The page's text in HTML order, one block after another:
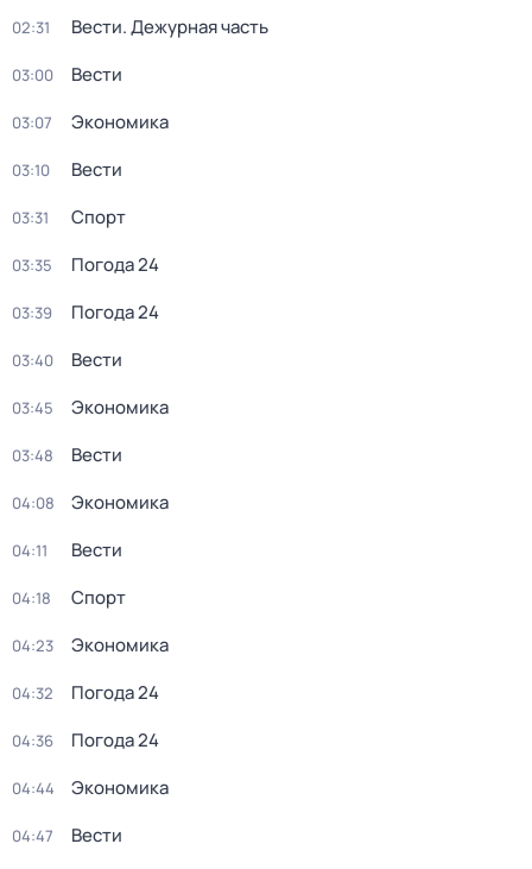
02:31 Вести. Дежурная часть
03:00 Вести
03:07 Экономика
03:10 Вести
03:31 Спорт
03:35 Погода 24
03:39 Погода 24
03:40 Вести
03:45 Экономика
03:48 Вести
04:08 Экономика
04:11 Вести
04:18 Спорт
04:23 Экономика
04:32 Погода 24
04:36 Погода 24
04:44 Экономика
04:47 Вести